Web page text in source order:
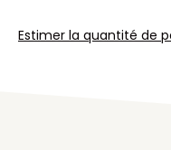
Estimer la quantité de